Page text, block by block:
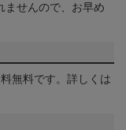
ませんので、お早め
無料です。詳しくは